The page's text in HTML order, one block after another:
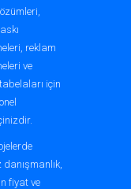
Standları
dekoratif
mekanlarının
Eşsiz
reklam
ve
için
fiyat ve